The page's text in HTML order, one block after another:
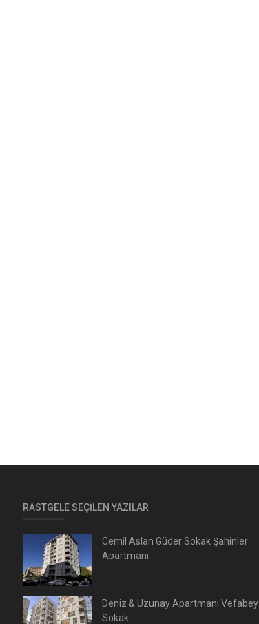
RASTGELE SEÇILEN YAZILAR
Cemil Aslan Güder Sokak Şahinler
Apartmanı
Deniz & Uzunay Apartmanı Vefabey
Sokak